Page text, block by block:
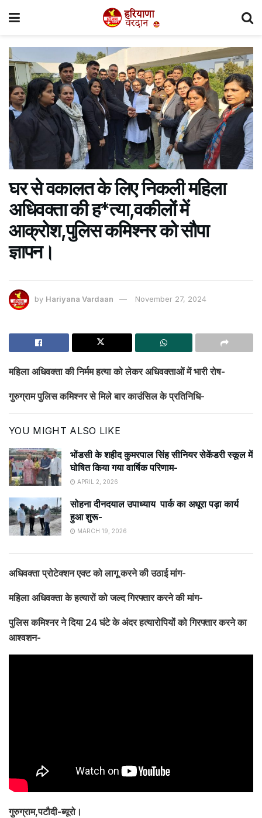
घर से वकालत के लिए निकली महिला
अधिवक्ता की ह*त्या,वकीलों में
आक्रोश,पुलिस कमिश्नर को सौपा
ज्ञापन।
by Hariyana Vardaan November 27, 2024
महिला अधिवक्ता की निर्मम हत्या को लेकर अधिवक्ताओं में भारी रोष-
गुरुग्राम पुलिस कमिश्नर से मिले बार काउंसिल के प्रतिनिधि-
YOU MIGHT ALSO LIKE
भोंडसी के शहीद कुमरपाल सिंह सीनियर सेकेंडरी स्कूल में
घोषित किया गया वार्षिक परिणाम-
APRIL 2, 2026
सोहना दीनदयाल उपाध्याय पार्क का अधूरा पड़ा कार्य
हुआ शुरू-
MARCH 19, 2026
अधिवक्ता प्रोटेक्शन एक्ट को लागू करने की उठाई मांग-
महिला अधिवक्ता के हत्यारों को जल्द गिरफ्तार करने की मांग-
पुलिस कमिश्नर ने दिया 24 घंटे के अंदर हत्यारोपियों को गिरफ्तार करने का
आश्वशन-
गुरुग्राम,पटौदी-ब्यूरो।